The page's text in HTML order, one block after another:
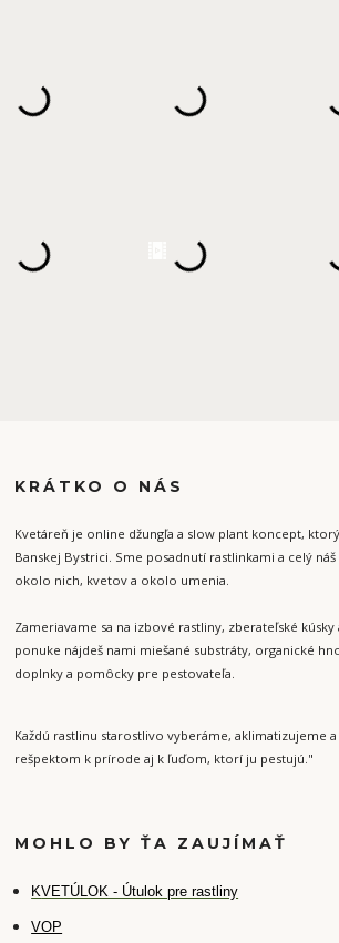
KRÁTKO O NÁS
Kvetáreň je online džungľa a slow plant koncept,
Banskej Bystrici. Sme posadnutí rastlinkami a celý
okolo nich, kvetov a okolo umenia.
Zameriavame sa na izbové rastliny, zberateľské
ponuke nájdeš nami miešané substráty, organické
doplnky a pomôcky pre pestovateľa.
Každú rastlinu starostlivo vyberáme, aklimatizujeme
rešpektom k prírode aj k ľuďom, ktorí ju pestujú."
MOHLO BY ŤA ZAUJÍMAŤ
KVETÚLOK - Útulok pre rastliny
VOP